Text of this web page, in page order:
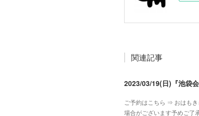
関連記事
2023/03/19(日)『池袋
ご予約はこちら ⇒ おはも
場合がございます予めご了